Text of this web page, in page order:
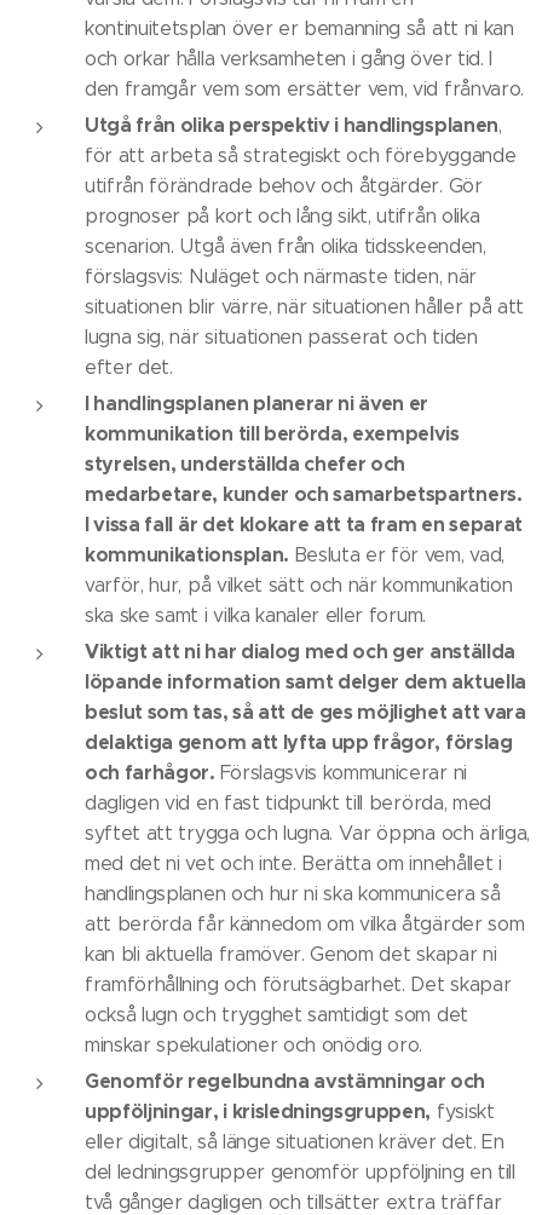
kontinuitetsplan över er bemanning så att ni kan
och orkar hålla verksamheten i gång över tid. I
den framgår vem som ersätter vem, vid frånvaro.
Utgå från olika perspektiv i handlingsplanen,
för att arbeta så strategiskt och förebyggande
utifrån förändrade behov och åtgärder. Gör
prognoser på kort och lång sikt, utifrån olika
scenarion. Utgå även från olika tidsskeenden,
förslagsvis: Nuläget och närmaste tiden, när
situationen blir värre, när situationen håller på att
lugna sig, när situationen passerat och tiden
efter det.
I handlingsplanen planerar ni även er
kommunikation till berörda, exempelvis
styrelsen, underställda chefer och
medarbetare, kunder och samarbetspartners.
I vissa fall är det klokare att ta fram en separat
kommunikationsplan. Besluta er för vem, vad,
varför, hur, på vilket sätt och när kommunikation
ska ske samt i vilka kanaler eller forum.
Viktigt att ni har dialog med och ger anställda
löpande information samt delger dem aktuella
beslut som tas, så att de ges möjlighet att vara
delaktiga genom att lyfta upp frågor, förslag
och farhågor. Förslagsvis kommunicerar ni
dagligen vid en fast tidpunkt till berörda, med
syftet att trygga och lugna. Var öppna och ärliga,
med det ni vet och inte. Berätta om innehållet i
handlingsplanen och hur ni ska kommunicera så
att berörda får kännedom om vilka åtgärder som
kan bli aktuella framöver. Genom det skapar ni
framförhållning och förutsägbarhet. Det skapar
också lugn och trygghet samtidigt som det
minskar spekulationer och onödig oro.
Genomför regelbundna avstämningar och
uppföljningar, i krisledningsgruppen, fysiskt
eller digitalt, så länge situationen kräver det. En
del ledningsgrupper genomför uppföljning en till
två gånger dagligen och tillsätter extra träffar